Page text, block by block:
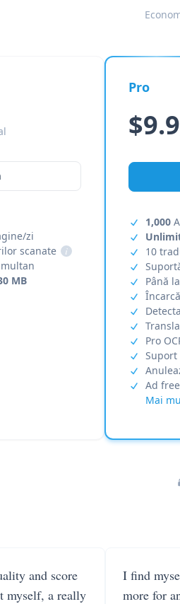
zi
scanate
i
MB
Pro
$9.9
1,000
10
Până la
Pro
Ad free
Mai
and score
myself, a really
I find
more for